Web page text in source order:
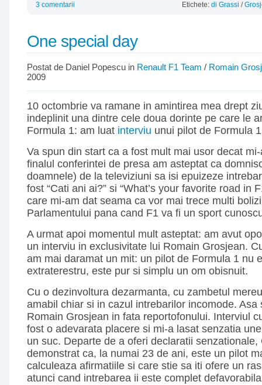
3 comentarii Etichete: di Grassi /
One special day
Postat de Daniel Popescu in Renault F1 Team / Romain
2009
10 octombrie va ramane in amintirea mea drept
indeplinit una dintre cele doua dorinte pe care le
Formula 1: am luat interviu unui pilot de Formula
Va spun din start ca a fost mult mai usor decat
finalul conferintei de presa am asteptat ca
doamnele) de la televiziuni sa isi epuizeze
fost “Cati ani ai?” si “What’s your favorite road in
care mi-am dat seama ca vor mai trece multi
Parlamentului pana cand F1 va fi un sport
A urmat apoi momentul mult asteptat: am avut
un interviu in exclusivitate lui Romain Grosjean.
am mai daramat un mit: un pilot de Formula 1 nu
extraterestru, este pur si simplu un om obisnuit.
Cu o dezinvoltura dezarmanta, cu zambetul
amabil chiar si in cazul intrebarilor incomode. Asa
Romain Grosjean in fata reportofonului. Interviul
fost o adevarata placere si mi-a lasat senzatia
un suc. Departe de a oferi declaratii senzationale,
demonstrat ca, la numai 23 de ani, este un pilot
calculeaza afirmatiile si care stie sa iti ofere un
atunci cand intrebarea ii este complet